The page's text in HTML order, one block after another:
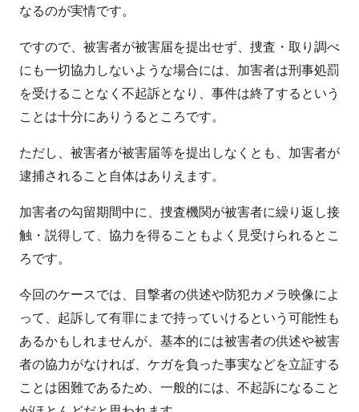
なるのが実情です。
ですので、被害者が被害届を提出せず、捜査・取り調べ
にも一切協力しないような場合には、加害者は刑事処罰
を受けることなく不起訴となり、事件は終了するという
ことは十分にありうるところです。
ただし、被害者が被害届等を提出しなくとも、加害者が
逮捕されること自体はありえます。
加害者の勾留期間中に、捜査機関が被害者に繰り返し接
触・説得して、協力を得ることもよく見受けられるとこ
ろです。
今回のケースでは、目撃者の供述や防犯カメラ映像によ
って、起訴して有罪にまで持っていけるという可能性も
あるかもしれませんが、基本的には被害者の供述や被害
者の協力がなければ、ケガを負った事実などを立証する
ことは困難であるため、一般的には、不起訴になること